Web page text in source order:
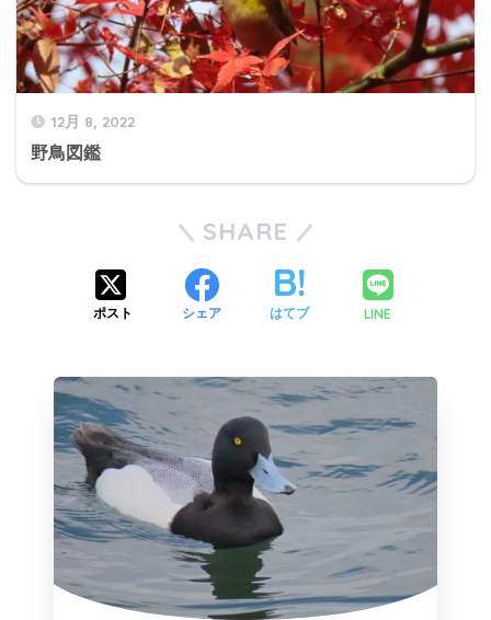
12月 8, 2022
野鳥図鑑
SHARE
ポスト シェア はてブ LINE